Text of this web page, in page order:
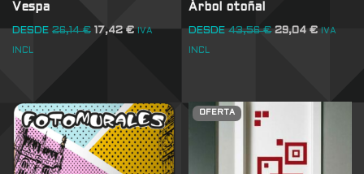
Vespa
DESDE 26,14€ 17,42€ IVA
INCL
Árbol otoñal
DESDE 43,56€ 29,04€ IVA
INCL
OFERTA